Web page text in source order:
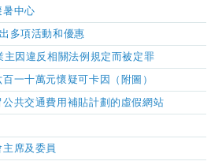
暑中心
多項活動和優惠
因違反相關法例規定而被定罪
一十萬元懷疑可卡因（附圖）
共交通費用補貼計劃的虛假網站
席及委員